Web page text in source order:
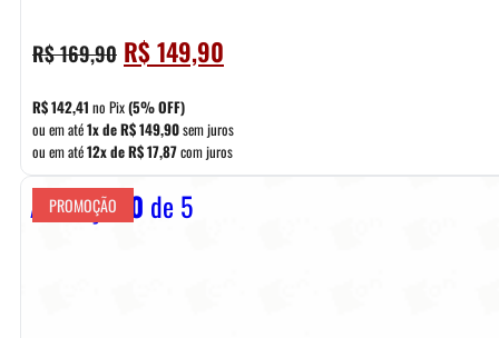
R$169,90 O
preço
original
era:
R$ 169,90.
R$149,90
preço
é:
R$ 149,90.
R$142,41 no Pix(5% OFF)
ou em até1x deR$149,90sem juros
ou em até12x deR$17,87com juros
Avaliação 0 de 5
PROMOÇÃO